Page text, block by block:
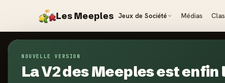
Les Meeples Jeux de Société Médias
NOUVELLE VERSION
La V2 des Meeples est enfin
Jeux / Vroom